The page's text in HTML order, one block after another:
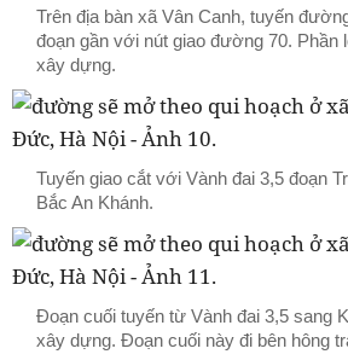
Trên địa bàn xã Vân Canh, tuyến
đoạn gần với nút giao đường 70. Phần
xây dựng.
Tuyến giao cắt với Vành đai 3,5 đoạn
Bắc An Khánh.
Đoạn cuối tuyến từ Vành đai 3,5 sang
xây dựng. Đoạn cuối này đi bên hông